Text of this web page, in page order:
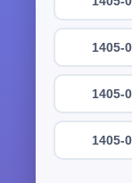
1405-
1405-
1405-